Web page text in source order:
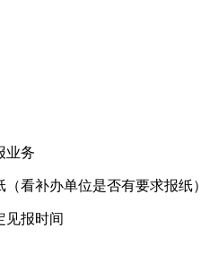
业务
看补办单位是否有要求报纸）
见报时间